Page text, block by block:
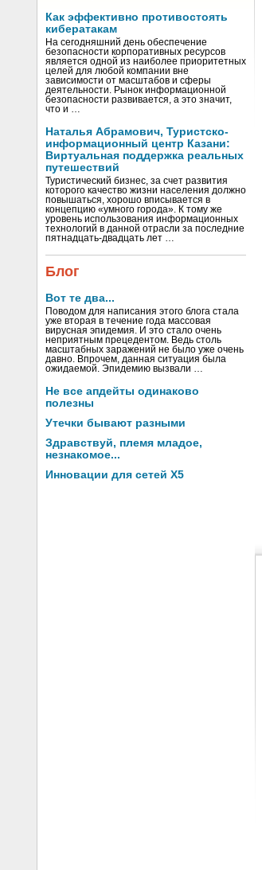
Как эффективно противостоять
кибератакам
На сегодняшний день обеспечение
безопасности корпоративных ресурсов
является одной из наиболее приоритетных
целей для любой компании вне
зависимости от масштабов и сферы
деятельности. Рынок информационной
безопасности развивается, а это значит,
что и …
Наталья Абрамович, Туристско-
информационный центр Казани:
Виртуальная поддержка реальных
путешествий
Туристический бизнес, за счет развития
которого качество жизни населения должно
повышаться, хорошо вписывается в
концепцию «умного города». К тому же
уровень использования информационных
технологий в данной отрасли за последние
пятнадцать-двадцать лет …
Блог
Вот те два...
Поводом для написания этого блога стала
уже вторая в течение года массовая
вирусная эпидемия. И это стало очень
неприятным прецедентом. Ведь столь
масштабных заражений не было уже очень
давно. Впрочем, данная ситуация была
ожидаемой. Эпидемию вызвали …
Не все апдейты одинаково
полезны
Утечки бывают разными
Здравствуй, племя младое,
незнакомое...
Инновации для сетей X5